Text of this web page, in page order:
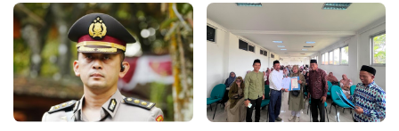
Ja'far Hasibuan
diluncurkan di UI